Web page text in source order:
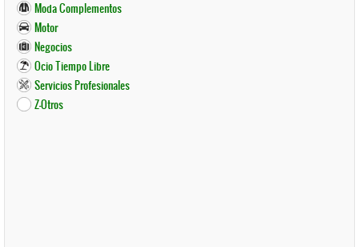
Moda Complementos
Motor
Negocios
Ocio Tiempo Libre
Servicios Profesionales
Z-Otros